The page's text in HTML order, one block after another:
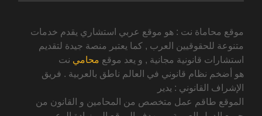
موقع محاماة نت : هو موقع عربي استشاري يقدم خدمات
متنوعة للحقوقيين العرب , كما يعتبر منصة جيدة لتقديم
استشارات قانونية مجانية , و يعد موقع محامي نت
هو أضخم نظام قانوني في العالم ناطق بالعربية . فريق
الإشراف القانوني : يدير
الموقع طاقم عمل متخصص من المحامين و القانون من